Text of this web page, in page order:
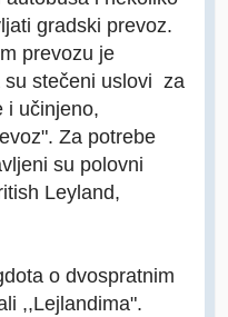
gradski prevoz.
prevozu je
stečeni uslovi za
i učinjeno,
Za potrebe
su polovni
Leyland,
o dvospratnim
,,Lejlandima".